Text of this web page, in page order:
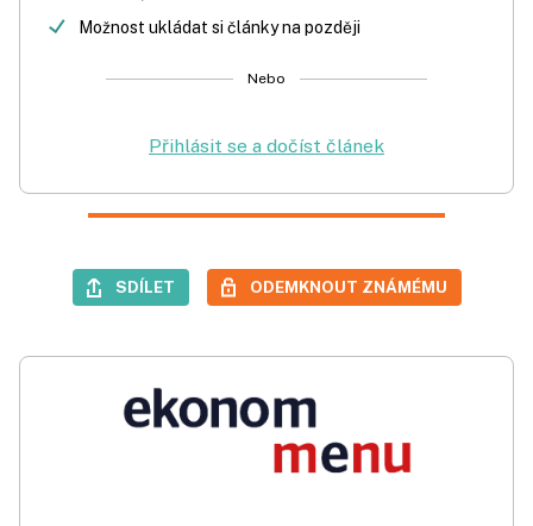
Možnost ukládat si články na později
Nebo
Přihlásit se a dočíst článek
SDÍLET ODEMKNOUT ZNÁMÉMU